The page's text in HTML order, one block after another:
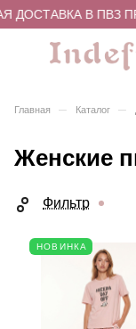
В ПВЗ ПРИ
Главная – Каталог –
Женские
Фильтр
НОВИНКА